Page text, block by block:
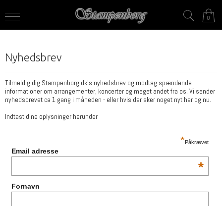
0
Nyhedsbrev
Tilmeldig dig Stampenborg.dk's nyhedsbrev og modtag spændende
informationer om arrangementer, koncerter og meget andet fra os. Vi sender
nyhedsbrevet ca 1 gang i måneden - eller hvis der sker noget nyt her og nu.
Indtast dine oplysninger herunder
* Påkrævet
Email adresse
*
Fornavn